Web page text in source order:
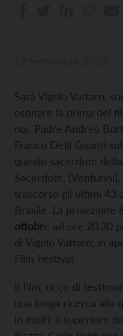
Sarà Vigolo Vattaro,
ospitare la prima del
noi. Padre Andrea
Franco Delli Guanti
questo sacerdote
Sacerdote,
trascorso gli ultimi 43
Brasile. La proiezione
ottobre ad ore 20.30
di Vigolo Vattaro, in
Film Festival.
Il film, ricco di
una lunga ricerca alla
in molti: il superiore